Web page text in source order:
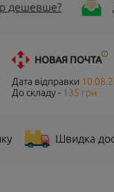
дешевше?
НОВАЯ ПОЧТА
Дата відправки
До складу - 135 грн
Швидка